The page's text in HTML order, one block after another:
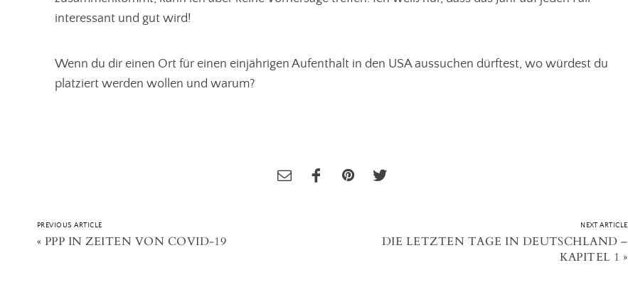
interessant und gut wird!
Wenn du dir einen Ort für einen einjährigen Aufenthalt in den USA aussuchen dürftest, wo würdest du
platziert werden wollen und warum?
PREVIOUS ARTICLE
« PPP IN ZEITEN VON COVID-19
NEXT ARTICLE
DIE LETZTEN TAGE IN DEUTSCHLAND –
KAPITEL 1 »